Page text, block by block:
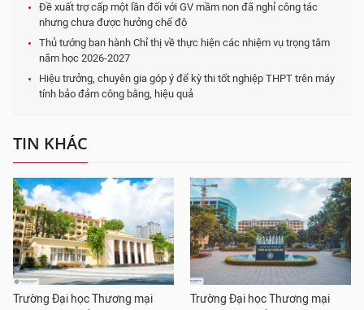
Đề xuất trợ cấp một lần đối với GV mầm non đã nghỉ công tác
nhưng chưa được hưởng chế độ
Thủ tướng ban hành Chỉ thị về thực hiện các nhiệm vụ trọng tâm
năm học 2026-2027
Hiệu trưởng, chuyên gia góp ý để kỳ thi tốt nghiệp THPT trên máy
tính bảo đảm công bằng, hiệu quả
TIN KHÁC
Trường Đại học Thương mại
Trường Đại học Thương mại